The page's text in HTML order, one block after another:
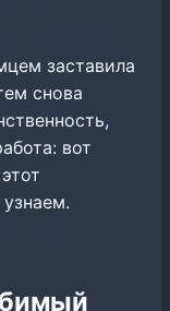
заставила
снова
вот